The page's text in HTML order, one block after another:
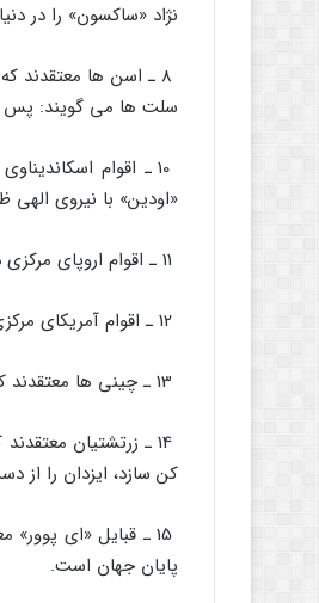
نژاد «ساکسون» را در
سلت ها مى گویند: پس از
10 ـ اقوام
«اودین» با نیروى
14 ـ زرتشتیان
کن سازد، ایزدان را از
15 ـ قبایل «اى
پایان جهان است.